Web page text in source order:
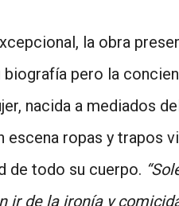
la obra
pero la
nacida a mediados
escena ropas y trapos
de todo su cuerpo.
de la ironía y